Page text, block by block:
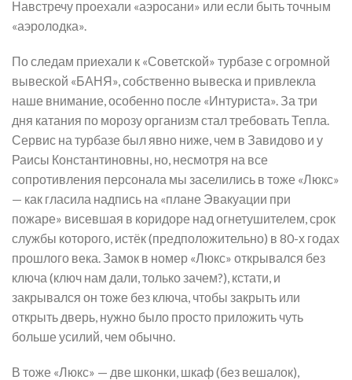
Навстречу проехали «аэросани» или если быть точным
«аэролодка».
По следам приехали к «Советской» турбазе с огромной
вывеской «БАНЯ», собственно вывеска и привлекла
наше внимание, особенно после «Интуриста». За три
дня катания по морозу организм стал требовать Тепла.
Сервис на турбазе был явно ниже, чем в Завидово и у
Раисы Константиновны, но, несмотря на все
сопротивления персонала мы заселились в тоже «Люкс»
— как гласила надпись на «плане Эвакуации при
пожаре» висевшая в коридоре над огнетушителем, срок
службы которого, истёк (предположительно) в 80-х годах
прошлого века. Замок в номер «Люкс» открывался без
ключа (ключ нам дали, только зачем?), кстати, и
закрывался он тоже без ключа, чтобы закрыть или
открыть дверь, нужно было просто приложить чуть
больше усилий, чем обычно.
В тоже «Люкс» — две шконки, шкаф (без вешалок),